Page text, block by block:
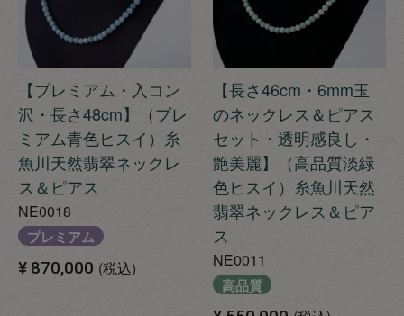
【プレミアム・入コン
沢・長さ48cm】（プレ
ミアム青色ヒスイ）糸
魚川天然翡翠ネックレ
ス＆ピアス
NE0018
プレミアム
¥ 870,000 税込
【長さ46cm・6mm玉
のネックレス＆ピアス
セット・透明感良し・
艶美麗】（高品質淡緑
色ヒスイ）糸魚川天然
翡翠ネックレス＆ピア
ス
NE0011
高品質